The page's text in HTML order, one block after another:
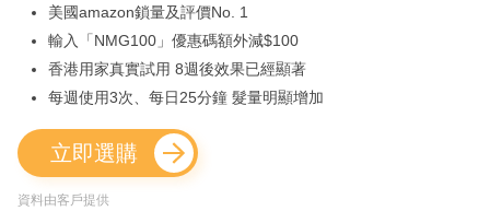
美國amazon鎖量及評價No. 1
輸入「NMG100」優惠碼額外減$100
香港用家真實試用 8週後效果已經顯著
每週使用3次、每日25分鐘 髮量明顯增加
立即選購
資料由客戶提供